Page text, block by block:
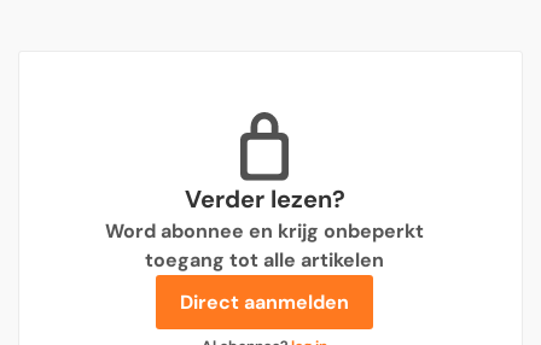
Verder lezen?
Word abonnee en krijg onbeperkt
toegang tot alle artikelen
Direct aanmelden